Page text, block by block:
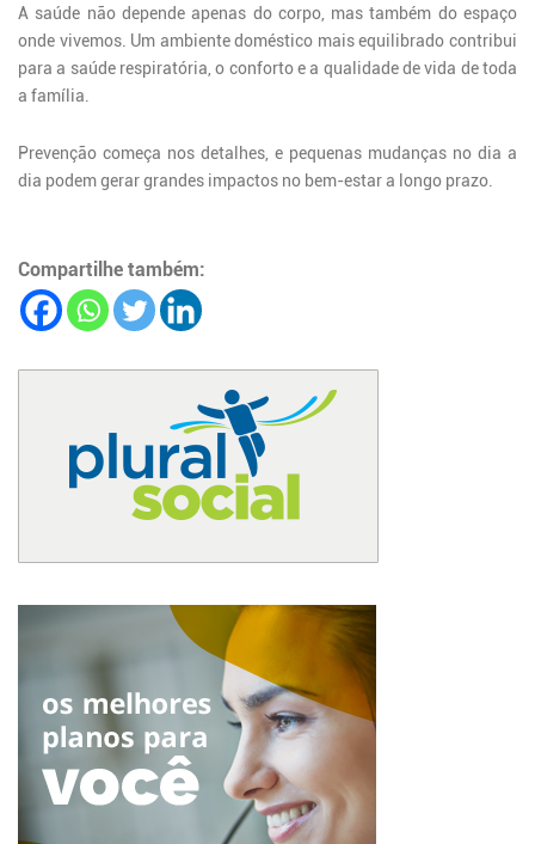
A saúde não depende apenas do corpo, mas também do espaço
onde vivemos. Um ambiente doméstico mais equilibrado contribui
para a saúde respiratória, o conforto e a qualidade de vida de toda
a família.
Prevenção começa nos detalhes, e pequenas mudanças no dia a
dia podem gerar grandes impactos no bem-estar a longo prazo.
Compartilhe também: